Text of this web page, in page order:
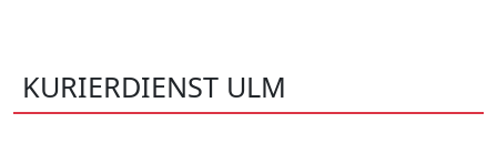
KURIERDIENST ULM